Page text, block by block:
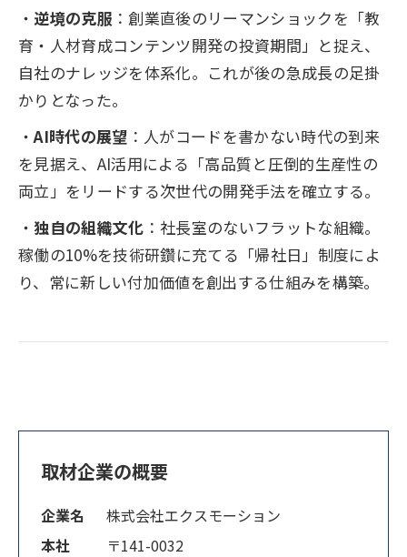
逆境の克服 ：創業直後のリーマンショックを「教
育・人材育成コンテンツ開発の投資期間」と捉え、
自社のナレッジを体系化。これが後の急成長の足掛
かりとなった。
AI時代の展望 ：人がコードを書かない時代の到来
を見据え、AI活用による「高品質と圧倒的生産性の
両立」をリードする次世代の開発手法を確立する。
独自の組織文化 ：社長室のないフラットな組織。
稼働の10%を技術研鑽に充てる「帰社日」制度によ
り、常に新しい付加価値を創出する仕組みを構築。
取材企業の概要
企業名
株式会社エクスモーション
本社
〒141-0032